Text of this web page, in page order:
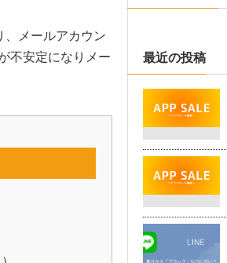
メールアカウン
不安定になりメー
最近の投稿